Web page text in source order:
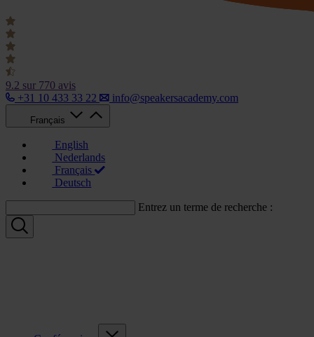
9.2 sur 770 avis
+31 10 433 33 22
info@speakersacademy.com
Français
English
Nederlands
Français
Deutsch
Entrez un terme de recherche :